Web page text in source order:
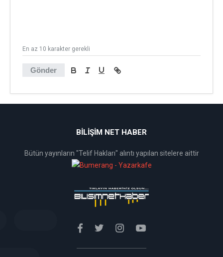
Gönder
En az 10 karakter gerekli
BİLİŞİM NET HABER
Bütün yayınların "Telif Hakları" alıntı yapılan sitelere aittir